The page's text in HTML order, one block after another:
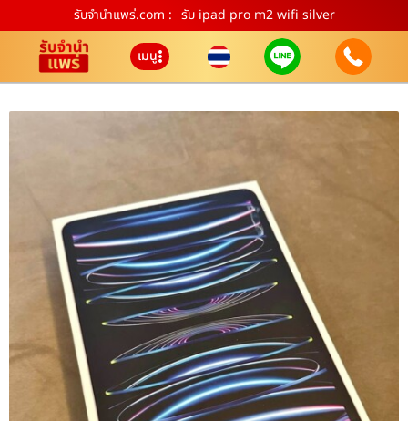
รับจํานําแพร่.com : รับ ipad pro m2 wifi silver
เมนู